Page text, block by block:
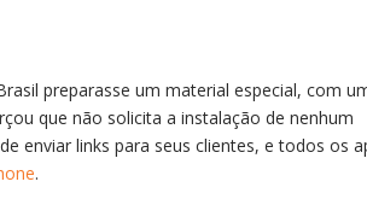
preparasse um material especial, com
que não solicita a instalação de nenhum
enviar links para seus clientes, e todos os
.